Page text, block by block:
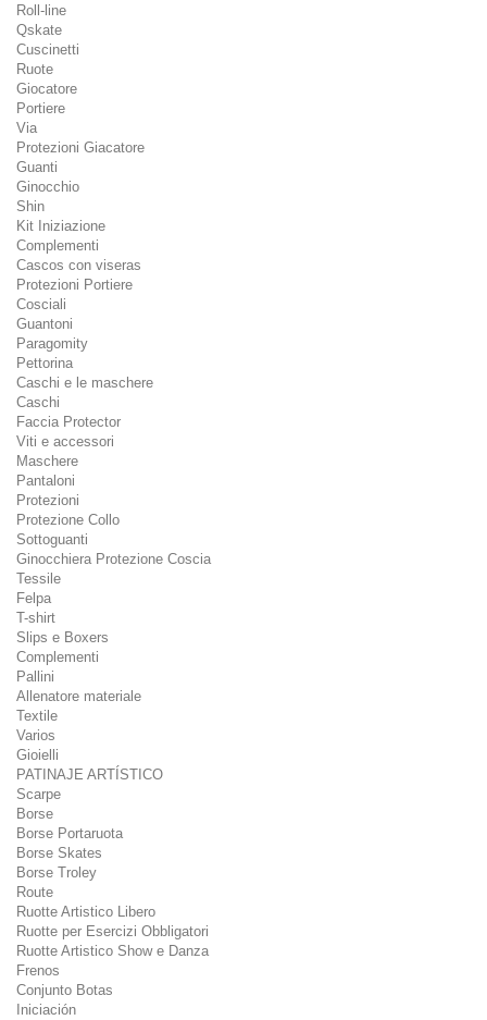
Roll-line
Qskate
Cuscinetti
Ruote
Giocatore
Portiere
Via
Protezioni Giacatore
Guanti
Ginocchio
Shin
Kit Iniziazione
Complementi
Cascos con viseras
Protezioni Portiere
Cosciali
Guantoni
Paragomity
Pettorina
Caschi e le maschere
Caschi
Faccia Protector
Viti e accessori
Maschere
Pantaloni
Protezioni
Protezione Collo
Sottoguanti
Ginocchiera Protezione Coscia
Tessile
Felpa
T-shirt
Slips e Boxers
Complementi
Pallini
Allenatore materiale
Textile
Varios
Gioielli
PATINAJE ARTÍSTICO
Scarpe
Borse
Borse Portaruota
Borse Skates
Borse Troley
Route
Ruotte Artistico Libero
Ruotte per Esercizi Obbligatori
Ruotte Artistico Show e Danza
Frenos
Conjunto Botas
Iniciación